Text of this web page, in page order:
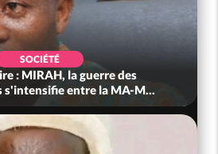
SOCIÉTÉ
: MIRAH, la guerre des
entre la MA-M...